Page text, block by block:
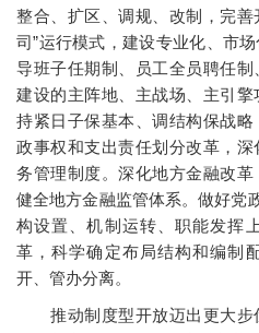
整合、扩区、调规、改制，完
司”运行模式，建设专业化、市
导班子任期制、员工全员聘任
建设的主阵地、主战场、主引
持紧日子保基本、调结构保战
政事权和支出责任划分改革，
务管理制度。深化地方金融改革
健全地方金融监管体系。做好党
构设置、机制运转、职能发挥
革，科学确定布局结构和编制
开、管办分离。
推动制度型开放迈出更大步